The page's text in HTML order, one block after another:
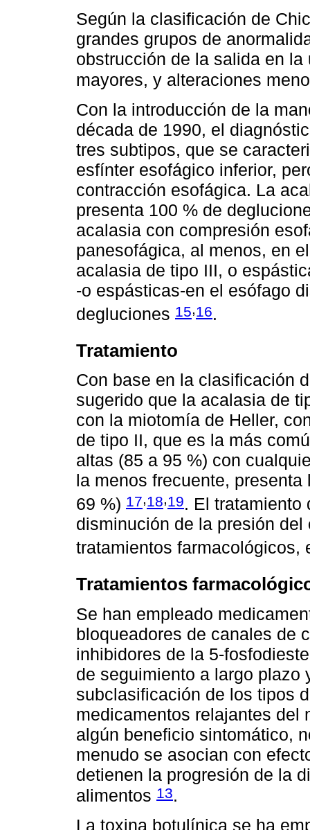
Según la clasificación de
grandes grupos de
obstrucción de la salida en
mayores, y alteraciones
Con la introducción de la
década de 1990, el
tres subtipos, que se
esfínter esofágico inferior,
contracción esofágica. La
presenta 100 % de
acalasia con compresión
panesofágica, al menos, en
acalasia de tipo III, o
-o espásticas-en el esófago
degluciones 15,16.
Tratamiento
Con base en la clasificación
sugerido que la acalasia de
con la miotomía de Heller,
de tipo II, que es la más
altas (85 a 95 %) con
la menos frecuente,
69 %) 17,18,19. El tratamiento
disminución de la presión
tratamientos
Tratamientos
Se han empleado
bloqueadores de canales de
inhibidores de la 5-
de seguimiento a largo plazo
subclasificación de los tipos
medicamentos relajantes del
algún beneficio sintomático,
menudo se asocian con
detienen la progresión de la
alimentos 13.
La toxina botulínica se ha